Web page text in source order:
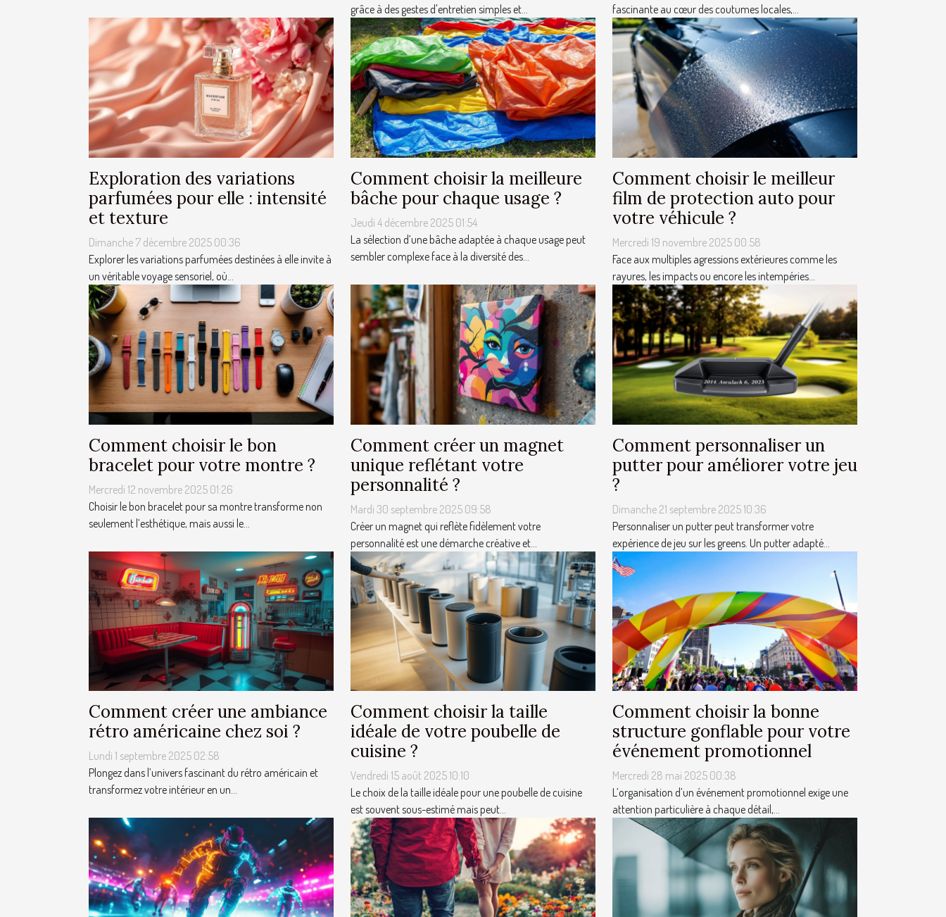
grâce à des gestes d'entretien simples et...
fascinante au cœur des coutumes locales,...
Exploration des variations
parfumées pour elle : intensité
et texture
Dimanche 7 décembre 2025 00:36
Explorer les variations parfumées destinées à elle invite à
un véritable voyage sensoriel, où...
Comment choisir la meilleure
bâche pour chaque usage ?
Jeudi 4 décembre 2025 01:54
La sélection d’une bâche adaptée à chaque usage peut
sembler complexe face à la diversité des...
Comment choisir le meilleur
film de protection auto pour
votre véhicule ?
Mercredi 19 novembre 2025 00:58
Face aux multiples agressions extérieures comme les
rayures, les impacts ou encore les intempéries...
Comment choisir le bon
bracelet pour votre montre ?
Mercredi 12 novembre 2025 01:26
Choisir le bon bracelet pour sa montre transforme non
seulement l’esthétique, mais aussi le...
Comment créer un magnet
unique reflétant votre
personnalité ?
Mardi 30 septembre 2025 09:58
Créer un magnet qui reflète fidèlement votre
personnalité est une démarche créative et...
Comment personnaliser un
putter pour améliorer votre jeu
?
Dimanche 21 septembre 2025 10:36
Personnaliser un putter peut transformer votre
expérience de jeu sur les greens. Un putter adapté...
Comment créer une ambiance
rétro américaine chez soi ?
Lundi 1 septembre 2025 02:58
Plongez dans l’univers fascinant du rétro américain et
transformez votre intérieur en un...
Comment choisir la taille
idéale de votre poubelle de
cuisine ?
Vendredi 15 août 2025 10:10
Le choix de la taille idéale pour une poubelle de cuisine
est souvent sous-estimé mais peut...
Comment choisir la bonne
structure gonflable pour votre
événement promotionnel
Mercredi 28 mai 2025 00:38
L’organisation d’un événement promotionnel exige une
attention particulière à chaque détail,...